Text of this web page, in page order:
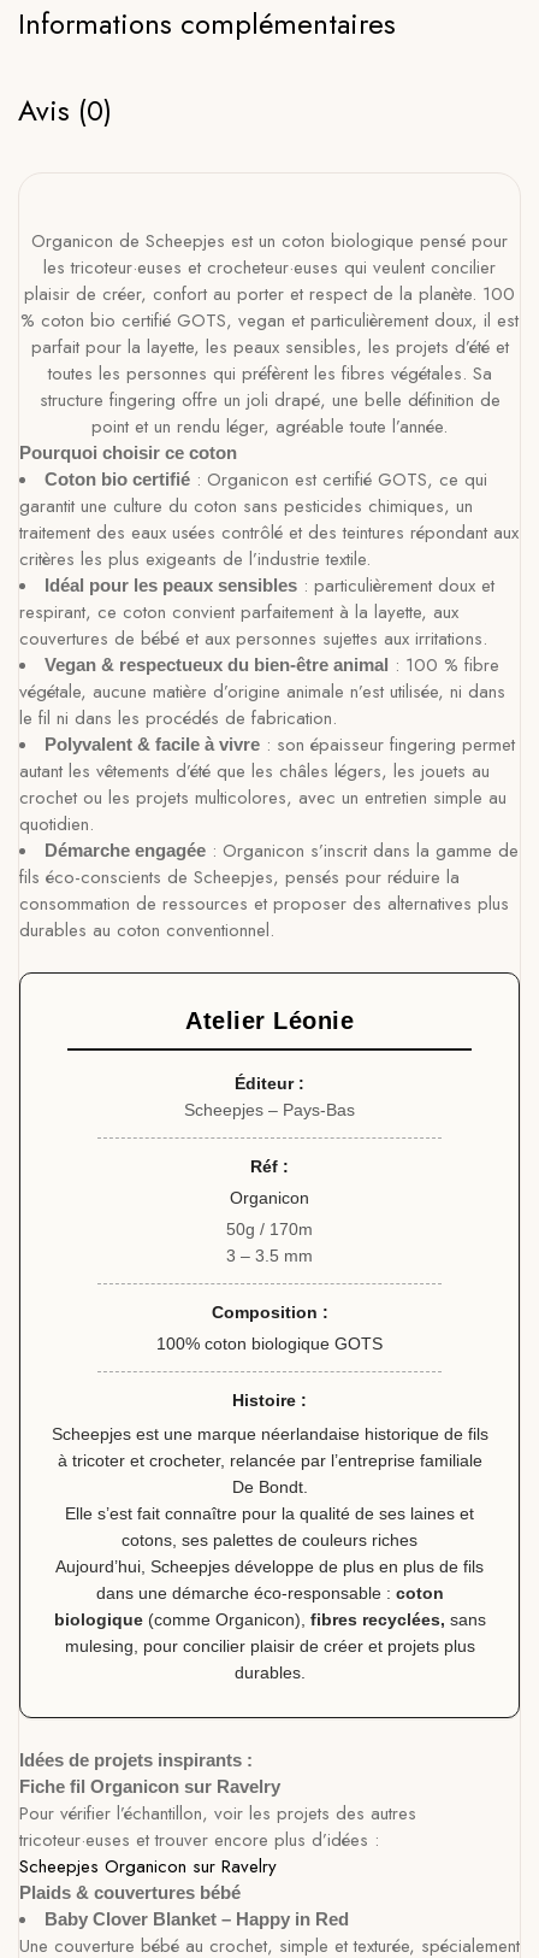
Informations complémentaires
Avis (0)
Organicon de Scheepjes est un coton biologique pensé pour
les tricoteur·euses et crocheteur·euses qui veulent concilier
plaisir de créer, confort au porter et respect de la planète. 100
% coton bio certifié GOTS, vegan et particulièrement doux, il est
parfait pour la layette, les peaux sensibles, les projets d’été et
toutes les personnes qui préfèrent les fibres végétales. Sa
structure fingering offre un joli drapé, une belle définition de
point et un rendu léger, agréable toute l’année.
Pourquoi choisir ce coton
Coton bio certifié : Organicon est certifié GOTS, ce qui
garantit une culture du coton sans pesticides chimiques, un
traitement des eaux usées contrôlé et des teintures répondant aux
critères les plus exigeants de l’industrie textile.
Idéal pour les peaux sensibles : particulièrement doux et
respirant, ce coton convient parfaitement à la layette, aux
couvertures de bébé et aux personnes sujettes aux irritations.
Vegan & respectueux du bien-être animal : 100 % fibre
végétale, aucune matière d’origine animale n’est utilisée, ni dans
le fil ni dans les procédés de fabrication.
Polyvalent & facile à vivre : son épaisseur fingering permet
autant les vêtements d’été que les châles légers, les jouets au
crochet ou les projets multicolores, avec un entretien simple au
quotidien.
Démarche engagée : Organicon s’inscrit dans la gamme de
fils éco-conscients de Scheepjes, pensés pour réduire la
consommation de ressources et proposer des alternatives plus
durables au coton conventionnel.
Atelier Léonie
Éditeur :
Scheepjes – Pays-Bas
Réf :
Organicon
50g / 170m
3 – 3.5 mm
Composition :
100% coton biologique GOTS
Histoire :
Scheepjes est une marque néerlandaise historique de fils
à tricoter et crocheter, relancée par l’entreprise familiale
De Bondt.
Elle s’est fait connaître pour la qualité de ses laines et
cotons, ses palettes de couleurs riches
Aujourd’hui, Scheepjes développe de plus en plus de fils
dans une démarche éco-responsable : coton
biologique(comme Organicon), fibres recyclées, sans
mulesing, pour concilier plaisir de créer et projets plus
durables.
Idées de projets inspirants :
Fiche fil Organicon sur Ravelry
Pour vérifier l’échantillon, voir les projets des autres
tricoteur·euses et trouver encore plus d’idées :
Scheepjes Organicon sur Ravelry
Plaids & couvertures bébé
Baby Clover Blanket – Happy in Red
Une couverture bébé au crochet, simple et texturée, spécialement